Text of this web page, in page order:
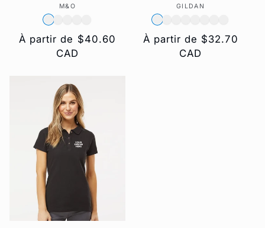
Fournisseur :
M&O
Prix
À partir de $40.60
CAD
Fournisseur :
GILDAN
PrixÀ partir de $32.70
CAD